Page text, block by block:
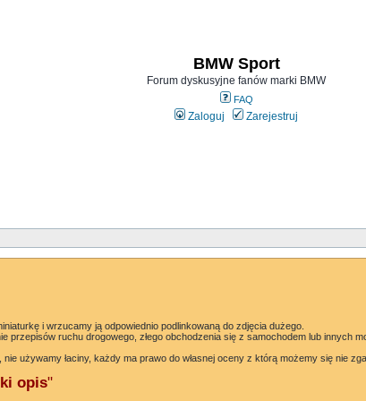
BMW Sport
Forum dyskusyjne fanów marki BMW
FAQ
Zaloguj Zarejestruj
i wrzucamy ją odpowiednio podlinkowaną do zdjęcia dużego.
ruchu drogowego, złego obchodzenia się z samochodem lub innych
używamy łaciny, każdy ma prawo do własnej oceny z którą możemy się nie
opis"